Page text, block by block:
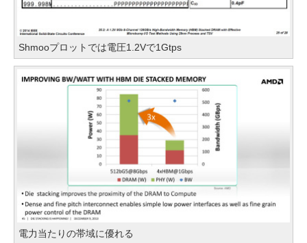
Shmooプロットでは電圧1.2Vで1Gtps
電力当たりの帯域に優れる